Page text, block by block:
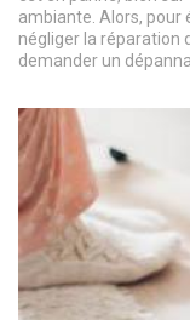
ambiante. Alors, pour
négliger la réparation
demander un